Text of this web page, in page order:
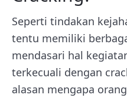
Seperti tindakan
tentu memiliki
mendasari hal
terkecuali dengan
alasan mengapa